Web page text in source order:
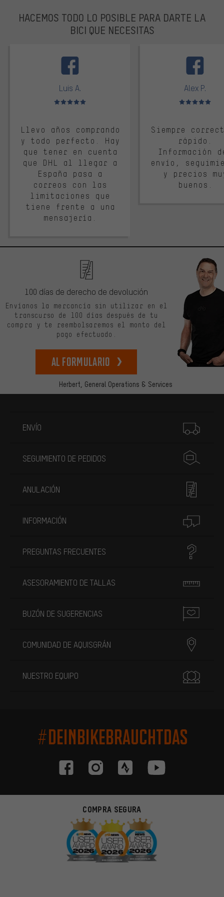
HACEMOS TODO LO POSIBLE PARA DARTE LA
BICI QUE NECESITAS
Luis A.
Valoración media: 5 de 5
Llevo años comprando
y todo perfecto. Hay
que tener en cuenta
que DHL al llegar a
España pasa a
correos con las
limitaciones que
tiene frente a una
mensajería.
Alex P.
Valoración
Siempre
rápido.
Información
envío,
y precios
buenos.
Herbert, General Operations & Services
100 días de derecho de devolución
Envíanos la mercancía sin utilizar en el
transcurso de 100 días después de tu
compra y te reembolsaremos el monto del
pago efectuado.
Al formulario
ENVÍO
SEGUIMIENTO DE PEDIDOS
ANULACIÓN
INFORMACIÓN
PREGUNTAS FRECUENTES
ASESORAMIENTO DE TALLAS
BUZÓN DE SUGERENCIAS
COMUNIDAD DE AQUISGRÁN
NUESTRO EQUIPO
#DEINBIKEBRAUCHTDAS
COMPRA SEGURA